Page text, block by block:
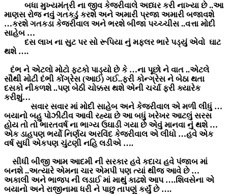
બધા મુખ્યમંત્રી ના જીવ કેજરીવાલે અધ્ધર કરી નાખ્યા છે ..આ
માણસ રોજ નવું ગતકડું કરશે અને અમારી પ્રજા અમારી બજાવશે
…કરશે ગતકડા કેજરીવાલ અને ભરશે બીજા પચ્ચ્ચીસ ..વત્તા મોદી
સાહેબ …
દસ લાખ ના સુટ પર સો રૂપિયા નું મફલર ભારે પડ્યું એવો ઘાટ
થશે ….
દંભ ને એટલો મોટો ફટકો પાડ્યો છે કે …ના પૂછો ને વાત ..એટલે
સૌથી મોટી દંભી કોંગ્રેસ (આઈ) ગઈ..ફરી કોન્ગ્રેસ ને બેઠા થતા
દસકો નીકળશે ..પણ બેઠી ચોક્કસ થશે એની ચર્ચા ફરી ક્યારેક
કરીશું…
સવાર સવાર માં મોદી સાહેબ અને કેજરીવાલ એ મળી લીધું …
બયાનો બહુ પોઝીટીવ આવી રહ્યા છે આ બધું ખરેખર આટલું સરસ
હોય તો તો ભારતવર્ષ ના ભાગ્ય ઉઘાડી ગયા છે એવું માનવા નું થશે …
એક ડાહપણ ભર્યો નિર્ણય અરવિંદ કેજરીવાલ એ લીધો …હવે એક
વર્ષ સુધી એકપણ ચુંટણી નહિ લડીએ ….
સીધી બીજી આમ આદમી ની સરકાર હવે કદાચ હવે પંજાબ માં
બનશે ..અત્યારે એમના ચાર એમપી પણ ત્યાં થીજ આવે છે …
અકાલી અને ભાજપ ની લડાઈ માં માથું કાઢશે આપ ….શિવસેના એ
બયાનો અને રાજીનામા ધરી ને પાછુ તાપણું કર્યું છે ….